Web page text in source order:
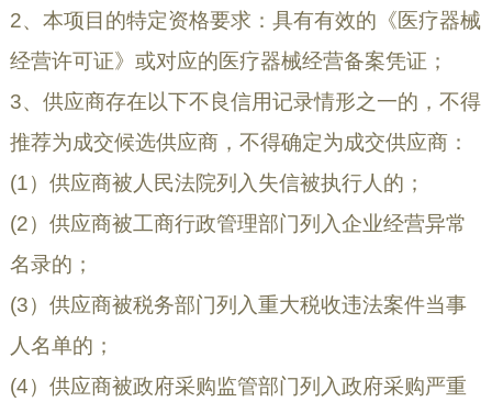
2、本项目的特定资格要求：具有有效的《医疗器械
经营许可证》或对应的医疗器械经营备案凭证 ；
3、供应商存在以下不良信用记录情形之一的，不得
推荐为成交候选供应商，不得确定为成交供应商：
(1）供应商被人民法院列入失信被执行人的；
(2）供应商被工商行政管理部门列入企业经营异常
名录的；
(3）供应商被税务部门列入重大税收违法案件当事
人名单的；
(4）供应商被政府采购监管部门列入政府采购严重